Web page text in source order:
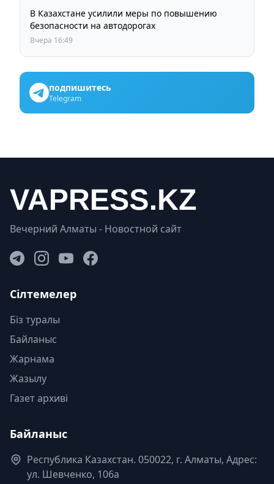
В Казахстане усилили меры по повышению
безопасности на автодорогах
Вчера 16:49
подпишитесь
Telegram
Вечерний Алматы - Новостной сайт
Сілтемелер
Біз туралы
Байланыс
Жарнама
Жазылу
Газет архиві
Байланыс
Республика Казахстан. 050022, г. Алматы, Адрес:
ул. Шевченко, 106а